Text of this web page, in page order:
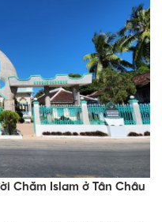
Chăm Islam ở Tân Châu